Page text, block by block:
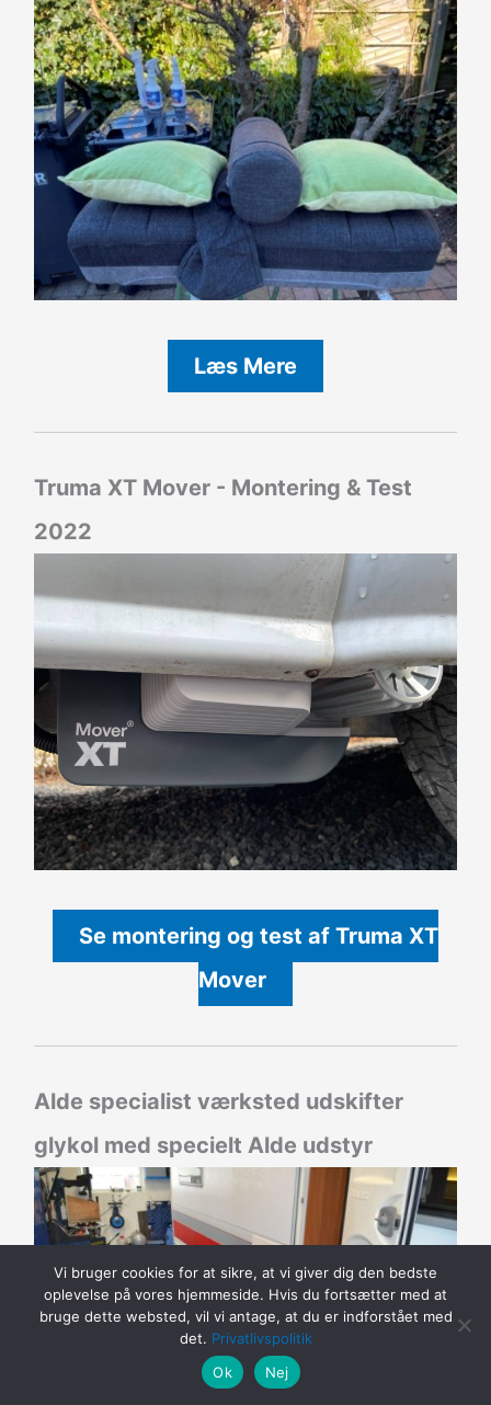
Læs Mere
Truma XT Mover - Montering & Test
2022
Se montering og test af Truma XT
Mover
Alde specialist værksted udskifter
glykol med specielt Alde udstyr
Vi bruger cookies for at sikre, at vi giver dig den bedste
oplevelse på vores hjemmeside. Hvis du fortsætter med at
bruge dette websted, vil vi antage, at du er indforstået med
det. Privatlivspolitik
Ok
Nej